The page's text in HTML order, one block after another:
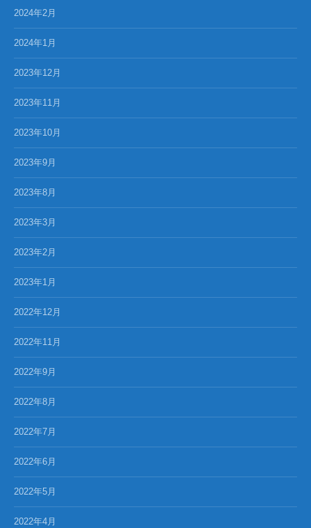
2024年2月
2024年1月
2023年12月
2023年11月
2023年10月
2023年9月
2023年8月
2023年3月
2023年2月
2023年1月
2022年12月
2022年11月
2022年9月
2022年8月
2022年7月
2022年6月
2022年5月
2022年4月